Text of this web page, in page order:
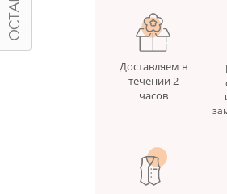
Доставляем в
течении 2
часов